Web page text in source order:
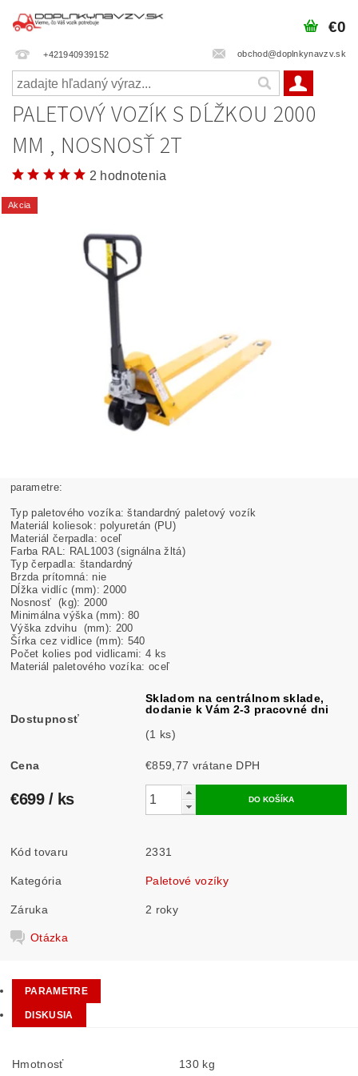
+421940939152 obchod@doplnkynavzv.sk
€0
PALETOVÝ VOZÍK S DĹŽKOU 2000
MM , NOSNOSŤ 2T
2 hodnotenia
Akcia
parametre:
Typ paletového vozíka: štandardný paletový vozík
Materiál koliesok: polyuretán (PU)
Materiál čerpadla: oceľ
Farba RAL: RAL1003 (signálna žltá)
Typ čerpadla: štandardný
Brzda prítomná: nie
Dĺžka vidlíc (mm): 2000
Nosnosť (kg): 2000
Minimálna výška (mm): 80
Výška zdvihu (mm): 200
Šírka cez vidlice (mm): 540
Počet kolies pod vidlicami: 4 ks
Materiál paletového vozíka: oceľ
Dostupnosť
Skladom na centrálnom sklade,
dodanie k Vám 2-3 pracovné dni
(1 ks)
Cena €859,77 vrátane DPH
€699 / ks
Kód tovaru 2331
Kategória Paletové vozíky
Záruka 2 roky
Otázka
PARAMETRE
DISKUSIA
Hmotnosť 130 kg